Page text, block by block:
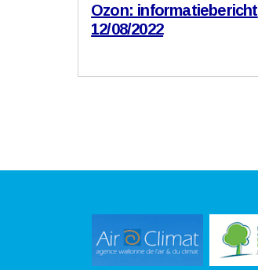
Ozon: informatiebericht
12/08/2022